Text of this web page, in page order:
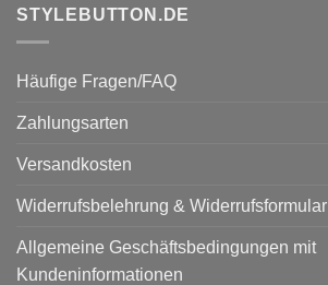
STYLEBUTTON.DE
Häufige Fragen/FAQ
Zahlungsarten
Versandkosten
Widerrufsbelehrung & Widerrufsformular
Allgemeine Geschäftsbedingungen mit
Kundeninformationen